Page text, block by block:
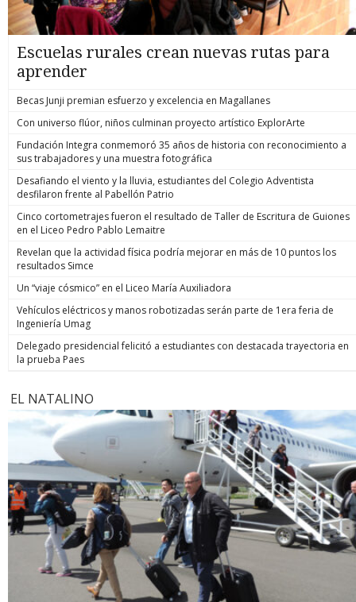
Escuelas rurales crean nuevas rutas para
aprender
Becas Junji premian esfuerzo y excelencia en Magallanes
Con universo flúor, niños culminan proyecto artístico ExplorArte
Fundación Integra conmemoró 35 años de historia con reconocimiento a
sus trabajadores y una muestra fotográfica
Desafiando el viento y la lluvia, estudiantes del Colegio Adventista
desfilaron frente al Pabellón Patrio
Cinco cortometrajes fueron el resultado de Taller de Escritura de Guiones
en el Liceo Pedro Pablo Lemaitre
Revelan que la actividad física podría mejorar en más de 10 puntos los
resultados Simce
Un “viaje cósmico” en el Liceo María Auxiliadora
Vehículos eléctricos y manos robotizadas serán parte de 1era feria de
Ingeniería Umag
Delegado presidencial felicitó a estudiantes con destacada trayectoria en
la prueba Paes
EL NATALINO